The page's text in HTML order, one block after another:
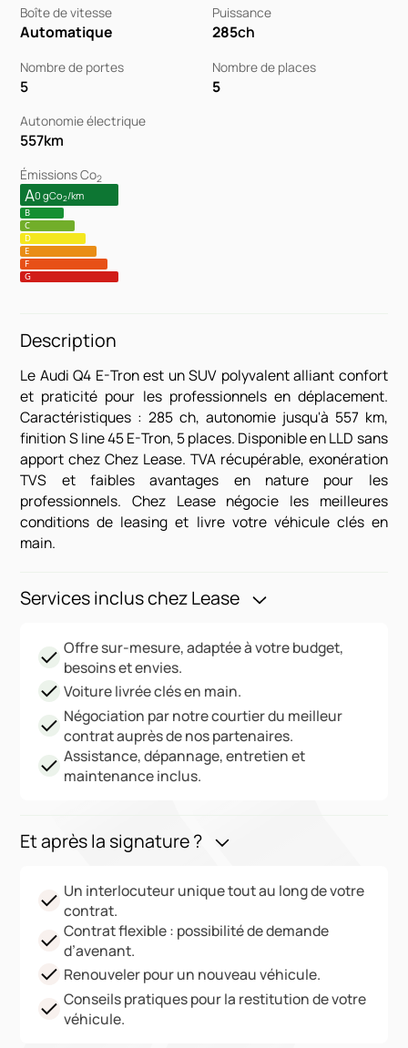
Boîte de vitesse
Automatique
Puissance
285ch
Nombre de portes
5
Nombre de places
5
Autonomie électrique
557km
Émissions Co2
A0 gCo2/km
B
C
D
E
F
G
Description
Le Audi Q4 E-Tron est un SUV polyvalent alliant confort
et praticité pour les professionnels en déplacement.
Caractéristiques : 285 ch, autonomie jusqu'à 557 km,
finition S line 45 E-Tron, 5 places. Disponible en LLD sans
apport chez Chez Lease. TVA récupérable, exonération
TVS et faibles avantages en nature pour les
professionnels. Chez Lease négocie les meilleures
conditions de leasing et livre votre véhicule clés en
main.
Services inclus chez Lease
Offre sur-mesure, adaptée à votre budget,
besoins et envies.
Voiture livrée clés en main.
Négociation par notre courtier du meilleur
contrat auprès de nos partenaires.
Assistance, dépannage, entretien et
maintenance inclus.
Et après la signature ?
Un interlocuteur unique tout au long de votre
contrat.
Contrat flexible : possibilité de demande
d’avenant.
Renouveler pour un nouveau véhicule.
Conseils pratiques pour la restitution de votre
véhicule.